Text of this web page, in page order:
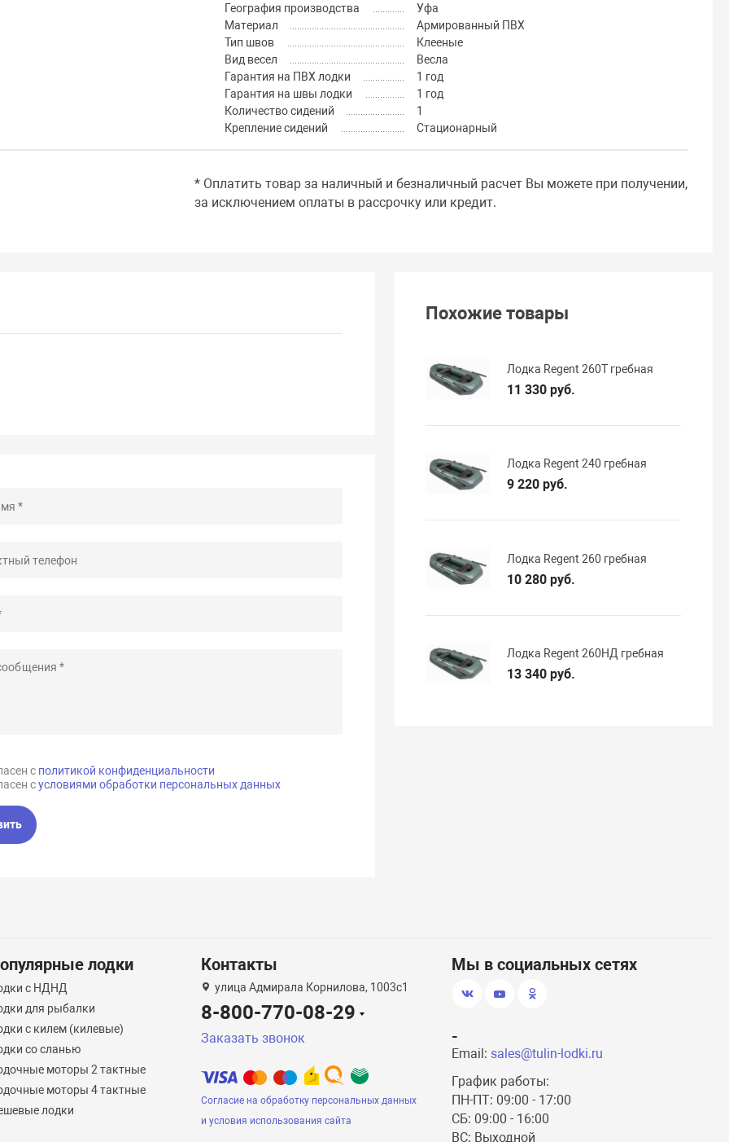
География производства
Уфа
Материал
Армированный ПВХ
Тип швов
Клееные
Вид весел
Весла
Гарантия на ПВХ лодки
1 год
Гарантия на швы лодки
1 год
Количество сидений
1
Крепление сидений
Стационарный
* Оплатить товар за наличный и безналичный расчет Вы можете при получении,
за исключением оплаты в рассрочку или кредит.
с политикой конфиденциальности
сусловиями обработки персональных данных
Похожие товары
Лодка Regent 260T гребная
11 330 руб.
Лодка Regent 240 гребная
9 220 руб.
Лодка Regent 260 гребная
10 280 руб.
Лодка Regent 260НД гребная
13 340 руб.
лодки
с НДНД
для рыбалки
с килем (килевые)
со сланью
моторы 2 тактные
моторы 4 тактные
лодки
Контакты
улица Адмирала Корнилова, 1003с1
8-800-770-08-29
Заказать звонок
Согласие на обработку персональных данных
и условия использования сайта
Мы в социальных сетях
-
Email: sales@tulin-lodki.ru
График работы:
ПН-ПТ: 09:00 - 17:00
СБ: 09:00 - 16:00
ВС: Выходной